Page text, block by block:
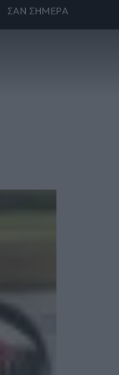
ΣΑΝ ΣΗΜΕΡΑ